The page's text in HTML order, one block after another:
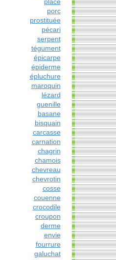
place
porc
prostituée
pécari
serpent
tégument
épicarpe
épiderme
épluchure
maroquin
lézard
guenille
basane
bisquain
carcasse
carnation
chagrin
chamois
chevreau
chevrotin
cosse
couenne
crocodile
croupon
derme
envie
fourrure
galuchat